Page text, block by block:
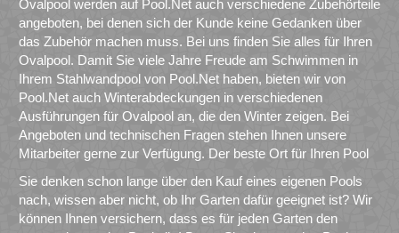
Ovalpool werden auf Pool.Net auch verschiedene Zubehörteile
angeboten, bei denen sich der Kunde keine Gedanken über
das Zubehör machen muss. Bei uns finden Sie alles für Ihren
Ovalpool. Damit Sie viele Jahre Freude am Schwimmen in
Ihrem Stahlwandpool von Pool.Net haben, bieten wir von
Pool.Net auch Winterabdeckungen in verschiedenen
Ausführungen für Ovalpool an, die den Winter zeigen. Bei
Angeboten und technischen Fragen stehen Ihnen unsere
Mitarbeiter gerne zur Verfügung. Der beste Ort für Ihren Pool
Sie denken schon lange über den Kauf eines eigenen Pools
nach, wissen aber nicht, ob Ihr Garten dafür geeignet ist? Wir
können Ihnen versichern, dass es für jeden Garten den